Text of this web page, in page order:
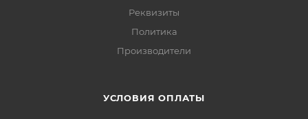
Реквизиты
Политика
Производители
УСЛОВИЯ ОПЛАТЫ